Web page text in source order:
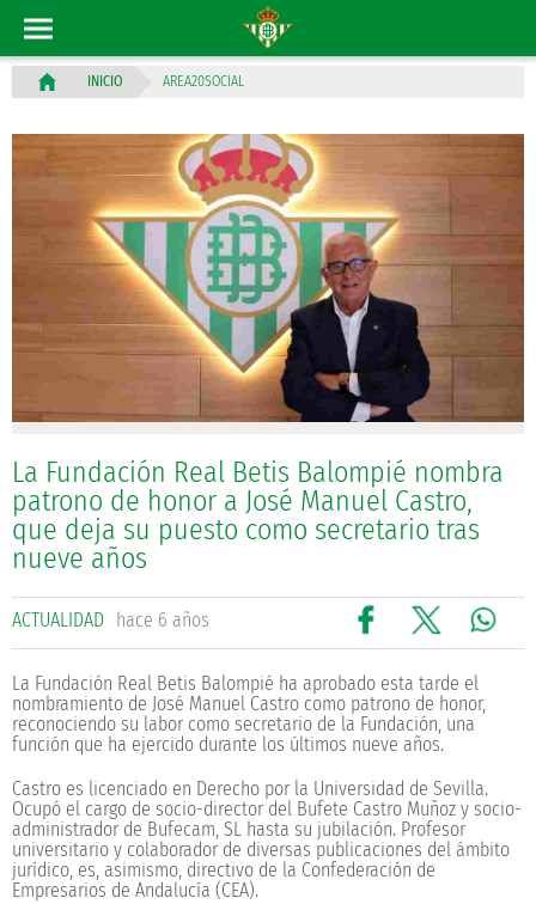
INICIO AREA20SOCIAL
La Fundación Real Betis Balompié nombra
patrono de honor a José Manuel Castro,
que deja su puesto como secretario tras
nueve años
ACTUALIDAD hace 6 años
La Fundación Real Betis Balompié ha aprobado esta tarde el
nombramiento de José Manuel Castro como patrono de honor,
reconociendo su labor como secretario de la Fundación, una
función que ha ejercido durante los últimos nueve años.
Castro es licenciado en Derecho por la Universidad de Sevilla.
Ocupó el cargo de socio-director del Bufete Castro Muñoz y socio-
administrador de Bufecam, SL hasta su jubilación. Profesor
universitario y colaborador de diversas publicaciones del ámbito
jurídico, es, asimismo, directivo de la Confederación de
Empresarios de Andalucía (CEA).